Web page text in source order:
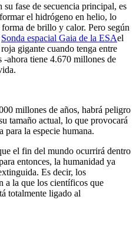
su fase de secuencia principal, es
el hidrógeno en helio, lo
de brillo y calor. Pero según
Sonda espacial Gaia de la ESAel
gigante cuando tenga entre
ahora tiene 4.670 millones de
millones de años, habrá peligro
tamaño actual, lo que provocará
para la especie humana.
el fin del mundo ocurrirá dentro
entonces, la humanidad ya
Es decir, los
a la que los científicos que
totalmente ligado al